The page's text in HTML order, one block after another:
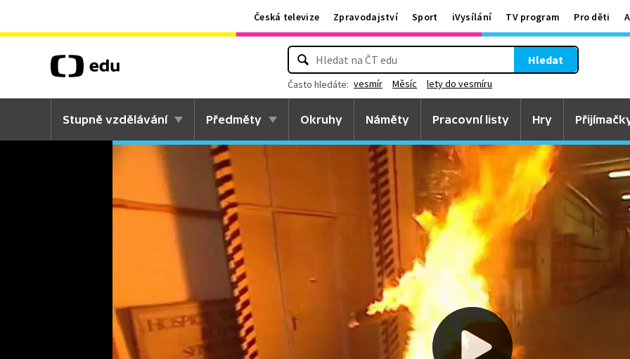
Česká televize Zpravodajství Sport iVysílání TV program Pro děti
Hledat
Často hledáte: vesmír Měsíc lety do vesmíru
Stupně vzdělávání Předměty Okruhy Náměty Pracovní listy Hry